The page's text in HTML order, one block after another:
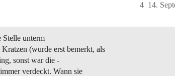
14.
4
unterm
(wurde erst bemerkt, als
sonst war die -
verdeckt. Wann sie